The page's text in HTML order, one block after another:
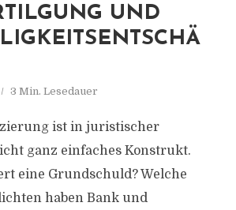
UND
3 Min. Lesedauer
ist in juristischer
ganz einfaches Konstrukt.
eine Grundschuld? Welche
haben Bank und